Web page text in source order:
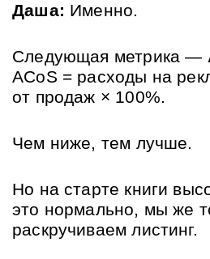
Даша: Именно.
Следующая метрика —
ACoS = расходы на
от продаж × 100%.
Чем ниже, тем лучше.
Но на старте книги
это нормально, мы же
раскручиваем листинг.